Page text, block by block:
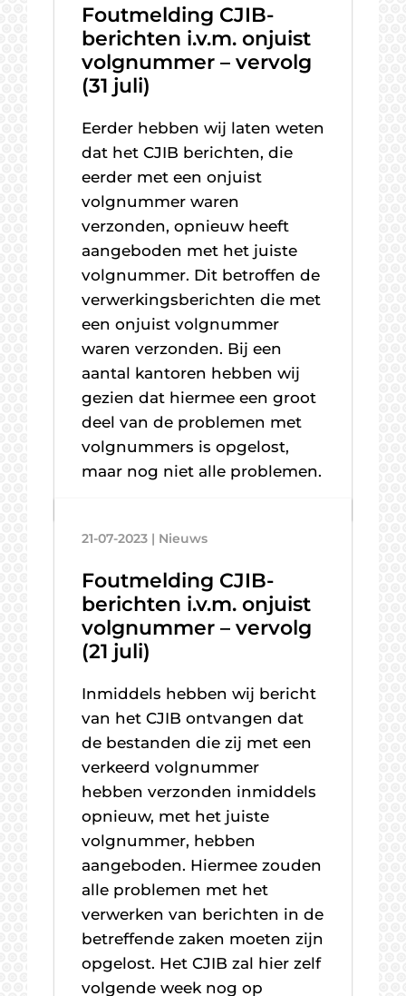
Foutmelding CJIB-
berichten i.v.m. onjuist
volgnummer – vervolg
(31 juli)
Eerder hebben wij laten weten
dat het CJIB berichten, die
eerder met een onjuist
volgnummer waren
verzonden, opnieuw heeft
aangeboden met het juiste
volgnummer. Dit betroffen de
verwerkingsberichten die met
een onjuist volgnummer
waren verzonden. Bij een
aantal kantoren hebben wij
gezien dat hiermee een groot
deel van de problemen met
volgnummers is opgelost,
maar nog niet alle problemen.
21-07-2023 | Nieuws
Foutmelding CJIB-
berichten i.v.m. onjuist
volgnummer – vervolg
(21 juli)
Inmiddels hebben wij bericht
van het CJIB ontvangen dat
de bestanden die zij met een
verkeerd volgnummer
hebben verzonden inmiddels
opnieuw, met het juiste
volgnummer, hebben
aangeboden. Hiermee zouden
alle problemen met het
verwerken van berichten in de
betreffende zaken moeten zijn
opgelost. Het CJIB zal hier zelf
volgende week nog op